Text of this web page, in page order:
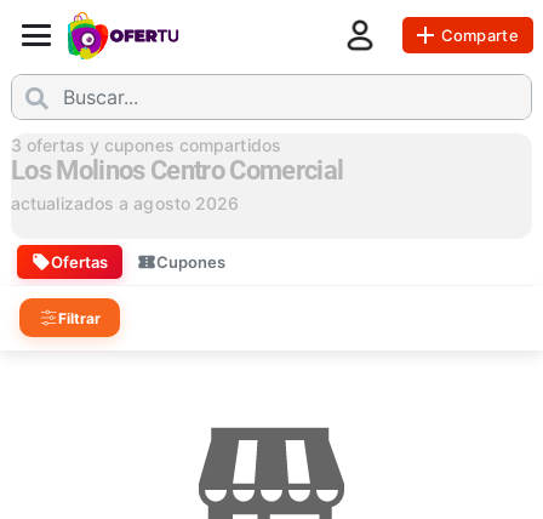
Comparte
3 ofertas y cupones compartidos
Los Molinos Centro Comercial
actualizados a agosto 2026
Ofertas Cupones
Filtrar